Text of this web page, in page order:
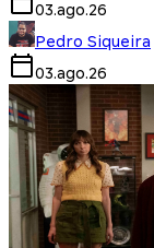
03.ago.26
Pedro Siqueira
03.ago.26